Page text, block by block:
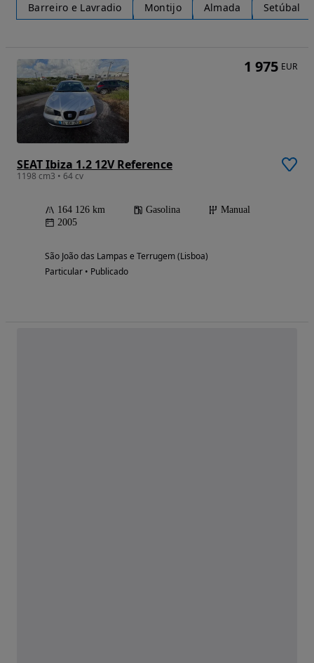
Barreiro e Lavradio Montijo Almada Setúbal
SEAT Ibiza 1.2 12V Reference
1198 cm3 • 64 cv
164 126 km Gasolina
Manual
2005
São João das Lampas e Terrugem (Lisboa)
Particular • Publicado
1 975 EUR